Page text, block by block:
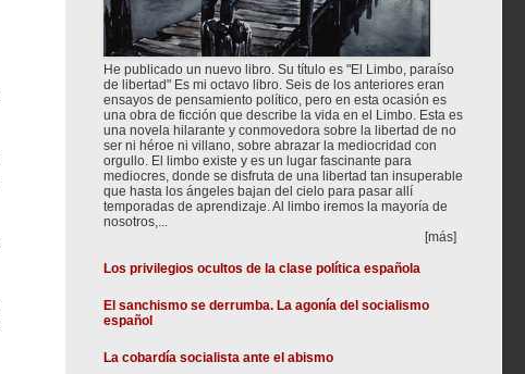
He publicado un nuevo libro. Su título es "El Limbo, paraíso
de libertad" Es mi octavo libro. Seis de los anteriores eran
ensayos de pensamiento político, pero en esta ocasión es
una obra de ficción que describe la vida en el Limbo. Esta es
una novela hilarante y conmovedora sobre la libertad de no
ser ni héroe ni villano, sobre abrazar la mediocridad con
orgullo. El limbo existe y es un lugar fascinante para
mediocres, donde se disfruta de una libertad tan insuperable
que hasta los ángeles bajan del cielo para pasar allí
temporadas de aprendizaje. Al limbo iremos la mayoría de
nosotros,...
[más]
Los privilegios ocultos de la clase política española
El sanchismo se derrumba. La agonía del socialismo
español
La cobardía socialista ante el abismo